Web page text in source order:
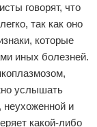
говорят, что
так как оно
которые
иных болезней.
услышать
и
какой-либо